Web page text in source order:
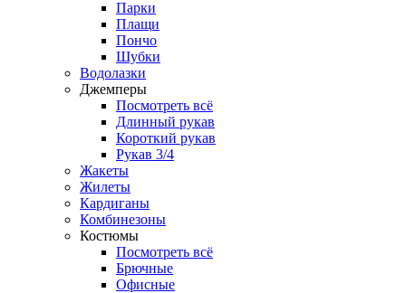
Парки
Плащи
Пончо
Шубки
Водолазки
Джемперы
Посмотреть всё
Длинный рукав
Короткий рукав
Рукав 3/4
Жакеты
Жилеты
Кардиганы
Комбинезоны
Костюмы
Посмотреть всё
Брючные
Офисные